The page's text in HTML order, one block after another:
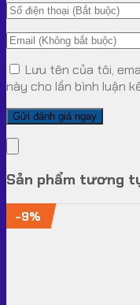
Lưu tên của tôi,
này cho lần bình luận
Sản phẩm tương
-9%